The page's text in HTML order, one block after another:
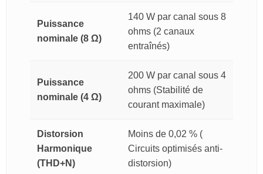
Puissance
nominale (8 Ω)
140 W par canal sous 8
ohms (2 canaux
entraînés)
Puissance
nominale (4 Ω)
200 W par canal sous 4
ohms (Stabilité de
courant maximale)
Distorsion
Harmonique
(THD+N)
Moins de 0,02 % (
Circuits optimisés anti-
distorsion)